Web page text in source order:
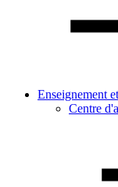
Enseignement
Centre